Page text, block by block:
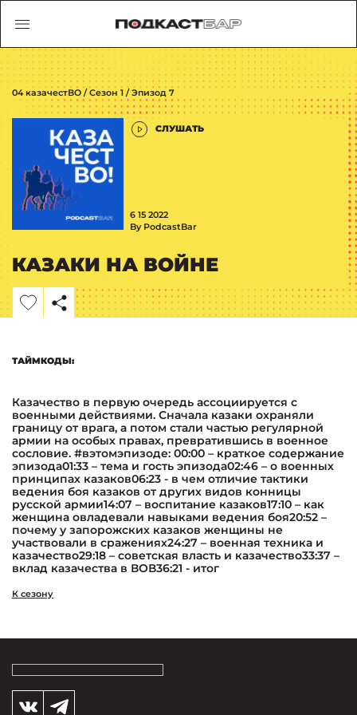
04 казачестВО / Сезон 1 / Эпизод 7
СЛУШАТЬ
6 15 2022
By PodcastBar
КАЗАКИ НА ВОЙНЕ
ТАЙМКОДЫ:
Казачество в первую очередь ассоциируется с
военными действиями. Сначала казаки охраняли
границу от врага, а потом стали частью регулярной
армии на особых правах, превратившись в военное
сословие. #вэтомэпизоде: 00:00 – краткое содержание
эпизода01:33 – тема и гость эпизода02:46 – о военных
принципах казаков06:23 - в чем отличие тактики
ведения боя казаков от других видов конницы
русской армии14:07 – воспитание казаков17:10 – как
женщина овладевали навыками ведения боя20:52 –
почему у запорожских казаков женщины не
участвовали в сражениях24:27 – военная техника и
казачество29:18 – советская власть и казачество33:37 –
вклад казачества в ВОВ36:21 - итог
К сезону